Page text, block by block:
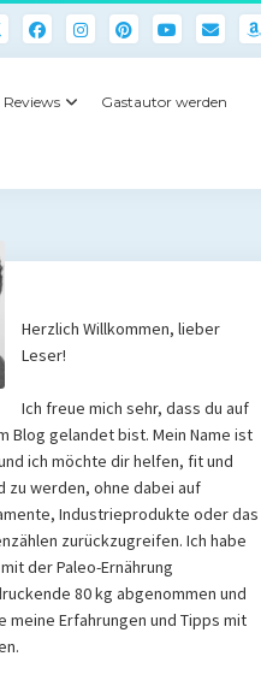
Reviews Gastautor werden
Herzlich Willkommen, lieber
Leser!
Ich freue mich sehr, dass du auf
Blog gelandet bist. Mein Name ist
ich möchte dir helfen, fit und
zu werden, ohne dabei auf
Industrieprodukte oder das
zurückzugreifen. Ich habe
der Paleo-Ernährung
80 kg abgenommen und
meine Erfahrungen und Tipps mit